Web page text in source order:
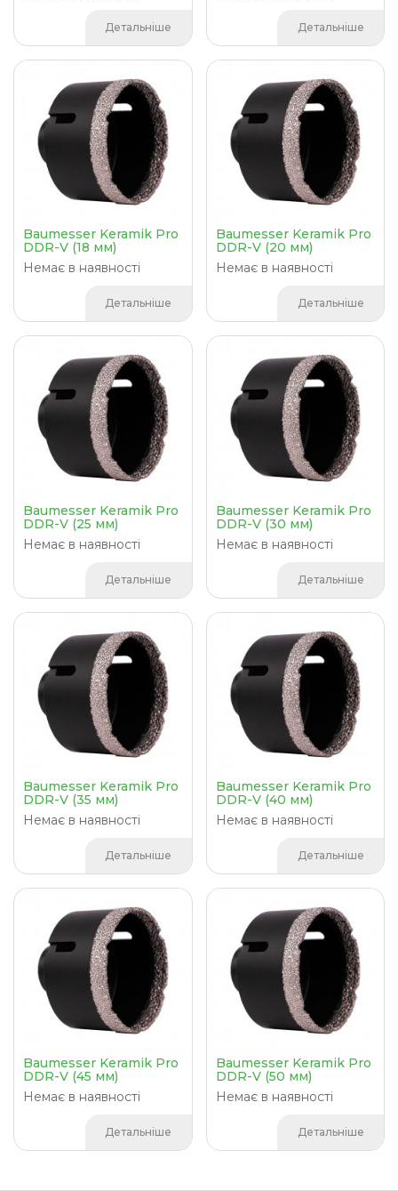
Детальніше Детальніше
Baumesser Keramik Pro
DDR-V (18 мм)
Немає в наявності
Детальніше
Baumesser Keramik Pro
DDR-V (20 мм)
Немає в наявності
Детальніше
Baumesser Keramik Pro
DDR-V (25 мм)
Немає в наявності
Детальніше
Baumesser Keramik Pro
DDR-V (30 мм)
Немає в наявності
Детальніше
Baumesser Keramik Pro
DDR-V (35 мм)
Немає в наявності
Детальніше
Baumesser Keramik Pro
DDR-V (40 мм)
Немає в наявності
Детальніше
Baumesser Keramik Pro
DDR-V (45 мм)
Немає в наявності
Детальніше
Baumesser Keramik Pro
DDR-V (50 мм)
Немає в наявності
Детальніше